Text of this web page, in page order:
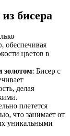
бисера
обеспечивая
цветов в
золотом: Бисер с
делая
плетется
что занимает от
уникальными